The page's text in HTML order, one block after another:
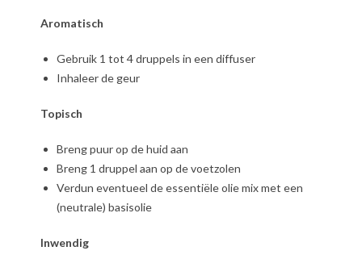
Aromatisch
Gebruik 1 tot 4 druppels in een diffuser
Inhaleer de geur
Topisch
Breng puur op de huid aan
Breng 1 druppel aan op de voetzolen
Verdun eventueel de essentiële olie mix met een
(neutrale) basisolie
Inwendig